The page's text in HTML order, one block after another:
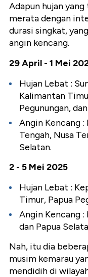
Adapun hujan
merata dengan
durasi singkat,
angin kencang.
29 April - 1 Mei
Hujan Lebat :
Kalimantan
Pegunungan,
Angin Kencang :
Tengah, Nusa
Selatan.
2 - 5 Mei 2025
Hujan Lebat :
Timur, Papua
Angin Kencang :
dan Papua
Nah, itu dia
musim kemarau
mendidih di